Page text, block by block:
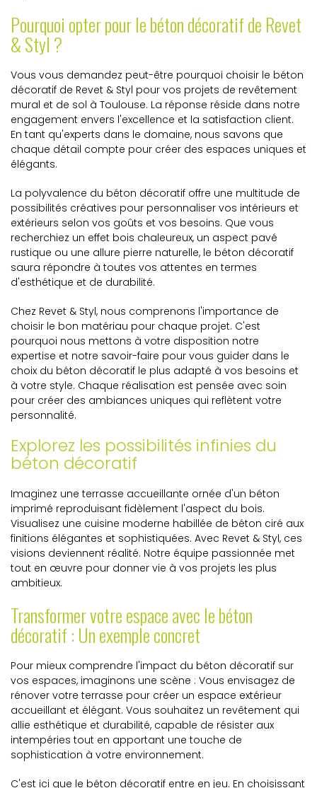
Pourquoi opter pour le béton décoratif de Revet
& Styl ?
Vous vous demandez peut-être pourquoi choisir le béton
décoratif de Revet & Styl pour vos projets de revêtement
mural et de sol à Toulouse. La réponse réside dans notre
engagement envers l'excellence et la satisfaction client.
En tant qu'experts dans le domaine, nous savons que
chaque détail compte pour créer des espaces uniques et
élégants.
La polyvalence du béton décoratif offre une multitude de
possibilités créatives pour personnaliser vos intérieurs et
extérieurs selon vos goûts et vos besoins. Que vous
recherchiez un effet bois chaleureux, un aspect pavé
rustique ou une allure pierre naturelle, le béton décoratif
saura répondre à toutes vos attentes en termes
d'esthétique et de durabilité.
Chez Revet & Styl, nous comprenons l'importance de
choisir le bon matériau pour chaque projet. C'est
pourquoi nous mettons à votre disposition notre
expertise et notre savoir-faire pour vous guider dans le
choix du béton décoratif le plus adapté à vos besoins et
à votre style. Chaque réalisation est pensée avec soin
pour créer des ambiances uniques qui reflètent votre
personnalité.
Explorez les possibilités infinies du
béton décoratif
Imaginez une terrasse accueillante ornée d'un béton
imprimé reproduisant fidèlement l'aspect du bois.
Visualisez une cuisine moderne habillée de béton ciré aux
finitions élégantes et sophistiquées. Avec Revet & Styl, ces
visions deviennent réalité. Notre équipe passionnée met
tout en œuvre pour donner vie à vos projets les plus
ambitieux.
Transformer votre espace avec le béton
décoratif : Un exemple concret
Pour mieux comprendre l'impact du béton décoratif sur
vos espaces, imaginons une scène : Vous envisagez de
rénover votre terrasse pour créer un espace extérieur
accueillant et élégant. Vous souhaitez un revêtement qui
allie esthétique et durabilité, capable de résister aux
intempéries tout en apportant une touche de
sophistication à votre environnement.
C'est ici que le béton décoratif entre en jeu. En choisissant